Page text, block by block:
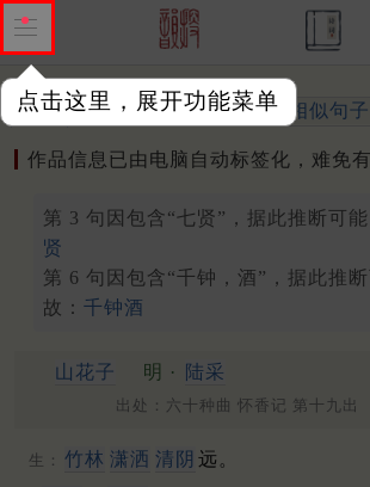
点击这里，展开功能菜单
作品 标注四声 出处、引用 相似句子
作品信息已由电脑自动标签化，难免
第 3 句因包含“七贤”，据此推断可能
贤
第 6 句因包含“千钟，酒”，据此推
故： 千钟酒
山花子 明 · 陆采
出处：六十种曲 怀香记 第十九出
生： 竹林 潇洒 清阴 远。